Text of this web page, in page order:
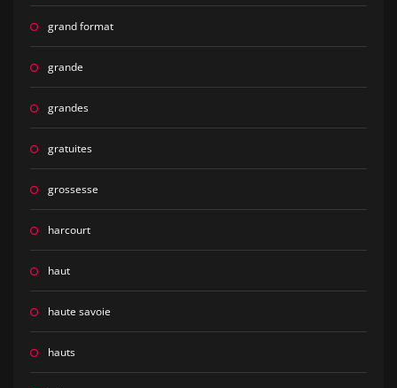
grand format
grande
grandes
gratuites
grossesse
harcourt
haut
haute savoie
hauts